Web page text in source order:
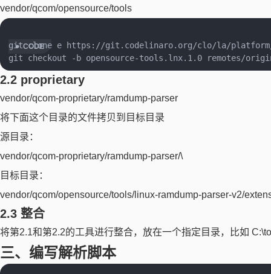
vendor/qcom/opensource/tools
git clone e https://git.codelinaro.org/clo/la/platform/
2.2 proprietary
vendor/qcom-proprietary/ramdump-parser
将下面这个目录的文件拷贝到目标目录
源目录：
vendor/qcom-proprietary/ramdump-parser/\
目标目录：
vendor/qcom/opensource/tools/linux-ramdump-parser-v2/
2.3 整合
将第2.1和第2.2的工具进行整合，放在一个指定目录，比如
三、编写解析脚本